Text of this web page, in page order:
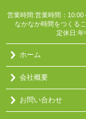
営業時間:営業時間：
なかなか時間をつくる
定休日:年
ホーム
会社概要
お問い合わせ